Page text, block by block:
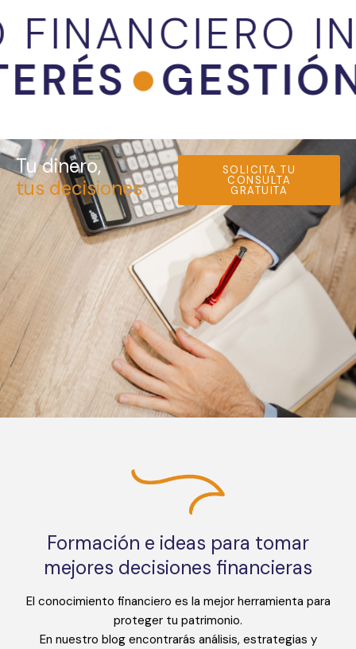
Tu dinero,
tus decisiones
SOLICITA TU
CONSULTA
GRATUITA
Formación e ideas para tomar
mejores decisiones financieras
El conocimiento financiero es la mejor herramienta para
proteger tu patrimonio.
En nuestro blog encontrarás análisis, estrategias y